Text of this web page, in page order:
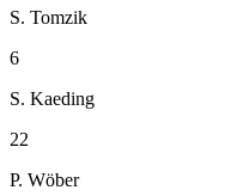
S. Tomzik
6
S. Kaeding
22
P. Wöber